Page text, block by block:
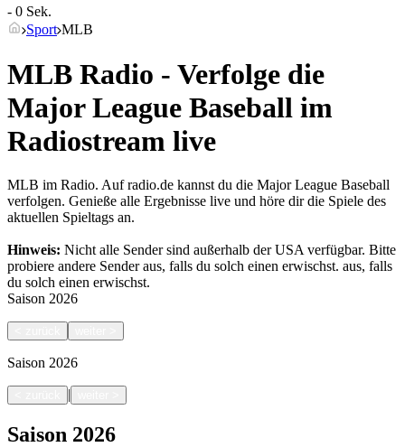
- 0 Sek.
Sport MLB
MLB Radio - Verfolge die
Major League Baseball im
Radiostream live
MLB im Radio. Auf radio.de kannst du die Major League Baseball
verfolgen. Genieße alle Ergebnisse live und höre dir die Spiele des
aktuellen Spieltags an.
Hinweis: Nicht alle Sender sind außerhalb der USA verfügbar. Bitte
probiere andere Sender aus, falls du solch einen erwischst. aus, falls
du solch einen erwischst.
Saison 2026
Saison 2026
|
Saison 2026